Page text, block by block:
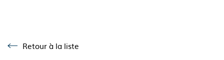
Retour à la liste
Retour à la liste